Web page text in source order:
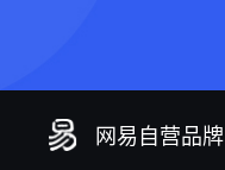
网易自营品牌